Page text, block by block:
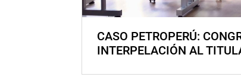
CASO PETROPERÚ:
INTERPELACIÓN AL